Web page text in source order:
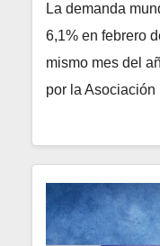
La demanda
6,1% en febrero
mismo mes del
por la